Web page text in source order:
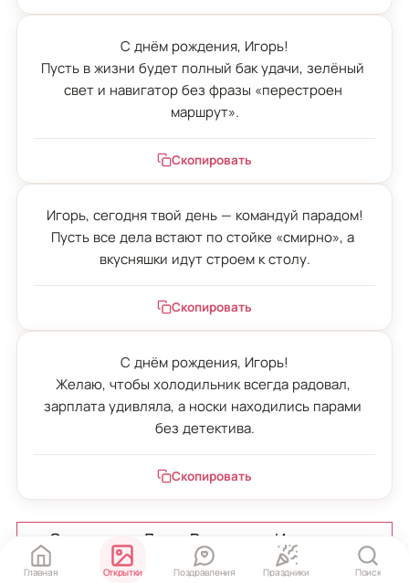
С днём рождения, Игорь!
Пусть в жизни будет полный бак удачи, зелёный
свет и навигатор без фразы «перестроен
маршрут».
Скопировать
Игорь, сегодня твой день — командуй парадом!
Пусть все дела встают по стойке «смирно», а
вкусняшки идут строем к столу.
Скопировать
С днём рождения, Игорь!
Желаю, чтобы холодильник всегда радовал,
зарплата удивляла, а носки находились парами
без детектива.
Скопировать
Открытки с Днем Рождения Игорю
Главная Открытки Поздравления Праздники Поиск